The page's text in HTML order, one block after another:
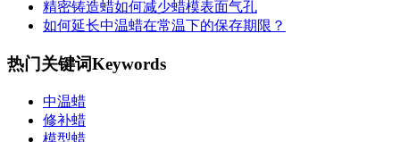
精密铸造蜡如何减少蜡模表面气孔
如何延长中温蜡在常温下的保存期限？
热门关键词Keywords
中温蜡
修补蜡
​模型蜡